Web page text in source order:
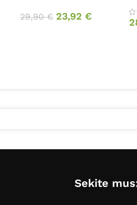
29,90€ 23,92€
Sekite